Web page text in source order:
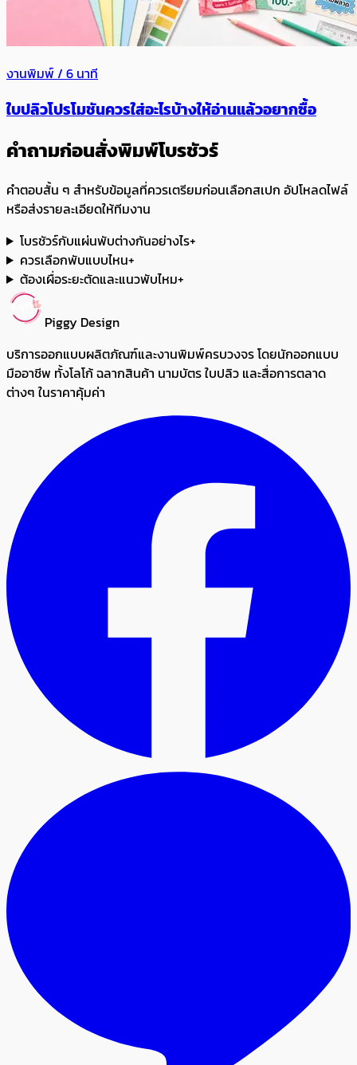
งานพิมพ์ / 6 นาที
ใบปลิวโปรโมชันควรใส่อะไรบ้างให้อ่านแล้วอยากซื้อ
คำถามก่อนสั่งพิมพ์โบรชัวร์
คำตอบสั้น ๆ สำหรับข้อมูลที่ควรเตรียมก่อนเลือกสเปก อัปโหลดไฟล์
หรือส่งรายละเอียดให้ทีมงาน
โบรชัวร์กับแผ่นพับต่างกันอย่างไร+
ควรเลือกพับแบบไหน+
ต้องเผื่อระยะตัดและแนวพับไหม+
Piggy Design
บริการออกแบบผลิตภัณฑ์และงานพิมพ์ครบวงจร โดยนักออกแบบ
มืออาชีพ ทั้งโลโก้ ฉลากสินค้า นามบัตร ใบปลิว และสื่อการตลาด
ต่างๆ ในราคาคุ้มค่า